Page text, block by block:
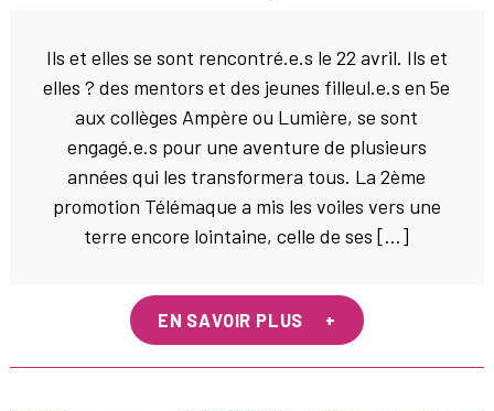
Ils et elles se sont rencontré.e.s le 22 avril. Ils et
elles ? des mentors et des jeunes filleul.e.s en 5e
aux collèges Ampère ou Lumière, se sont
engagé.e.s pour une aventure de plusieurs
années qui les transformera tous. La 2ème
promotion Télémaque a mis les voiles vers une
terre encore lointaine, celle de ses […]
EN SAVOIR PLUS